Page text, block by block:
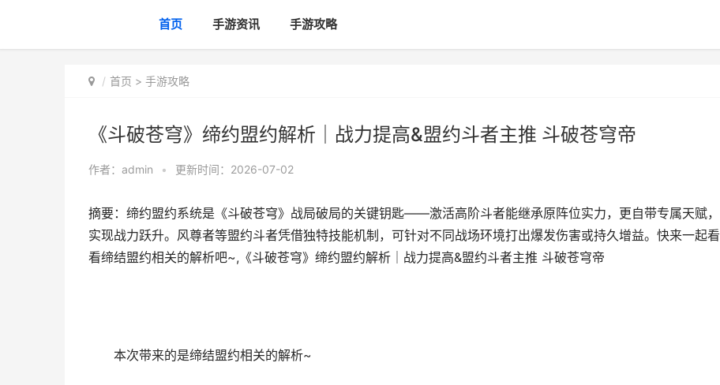
首页 手游资讯 手游攻略
首页 > 手游攻略
《斗破苍穹》缔约盟约解析｜战力提高&盟约斗者主推 斗破苍穹帝
作者： admin • 更新时间：2026-07-02
摘要：缔约盟约系统是《斗破苍穹》战局破局的关键钥匙——激活高阶斗者能继承原阵位实力，更自带专属天赋，
实现战力跃升。风尊者等盟约斗者凭借独特技能机制，可针对不同战场环境打出爆发伤害或持久增益。快来一起看
看缔结盟约相关的解析吧~,《斗破苍穹》缔约盟约解析｜战力提高&盟约斗者主推 斗破苍穹帝
本次带来的是缔结盟约相关的解析~